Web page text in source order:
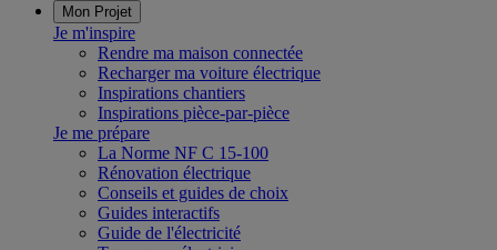
Mon Projet
Je m'inspire
Rendre ma maison connectée
Recharger ma voiture électrique
Inspirations chantiers
Inspirations pièce-par-pièce
Je me prépare
La Norme NF C 15-100
Rénovation électrique
Conseils et guides de choix
Guides interactifs
Guide de l'électricité